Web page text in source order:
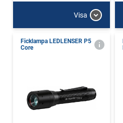
Visa
Ficklampa LEDLENSER P5
Core